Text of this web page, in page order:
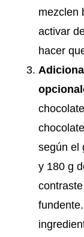
mezclen
activar
hacer
según el
y 180 g